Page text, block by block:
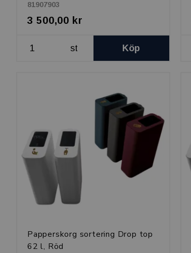
81907903
3 500,00 kr
st Köp
Papperskorg sortering Drop top
62 l, Röd